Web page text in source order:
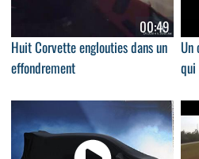
00:49
Huit Corvette englouties dans un
effondrement
Un